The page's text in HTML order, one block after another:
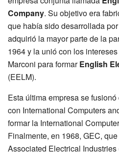
Company. Su objetivo era
que había sido desarrollada
adquirió la mayor parte de la
1964 y la unió con los
Marconi para formarEnglish
(EELM).
Esta última empresa se
con International Computers
formar la International
Finalmente, en 1968, GEC,
Associated Electrical